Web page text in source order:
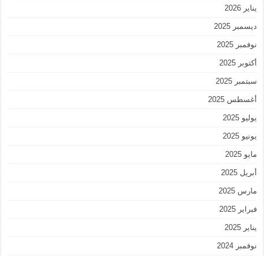
يناير 2026
ديسمبر 2025
نوفمبر 2025
أكتوبر 2025
سبتمبر 2025
أغسطس 2025
يوليو 2025
يونيو 2025
مايو 2025
أبريل 2025
مارس 2025
فبراير 2025
يناير 2025
نوفمبر 2024